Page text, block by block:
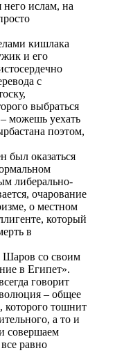
ислам, на
кишлака
и его
с
выбраться
можешь уехать
поэтом,
оказаться
либерально-
очарование
о местном
который
в
Шаров со своим
в Египет».
говорит
– общее
которого тошнит
а то и
совершаем
равно